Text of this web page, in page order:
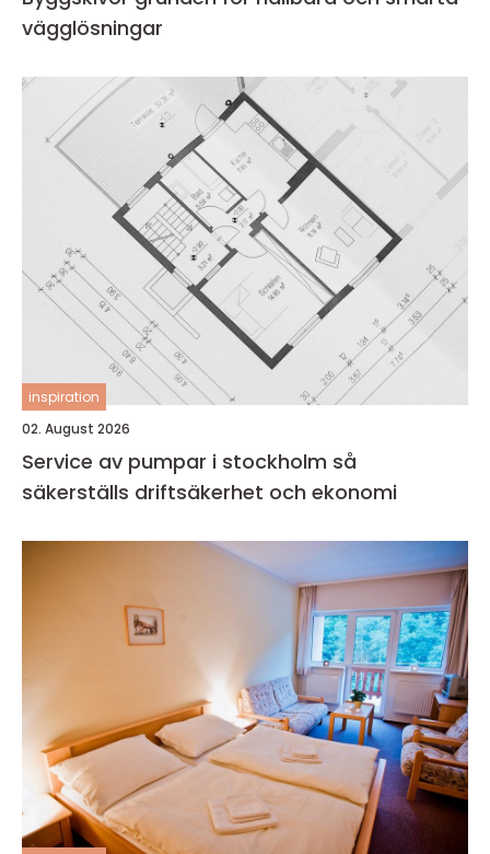
vägglösningar
inspiration
02. August 2026
Service av pumpar i stockholm så
säkerställs driftsäkerhet och ekonomi